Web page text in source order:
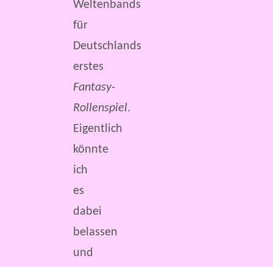
Weltenbands
für
Deutschlands
erstes
Fantasy-
Rollenspiel.
Eigentlich
könnte
ich
es
dabei
belassen
und